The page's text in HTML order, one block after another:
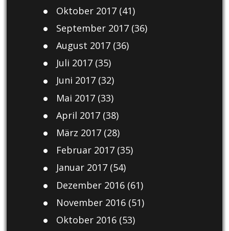
Oktober 2017(41)
September 2017(36)
August 2017(36)
Juli 2017(35)
Juni 2017(32)
Mai 2017(33)
April 2017(38)
März 2017(28)
Februar 2017(35)
Januar 2017(54)
Dezember 2016(61)
November 2016(51)
Oktober 2016(53)